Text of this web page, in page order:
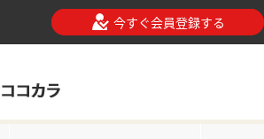
今すぐ会員登録する